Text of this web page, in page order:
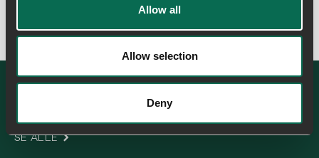
Allow all
Allow selection
Deny
SE ALLE